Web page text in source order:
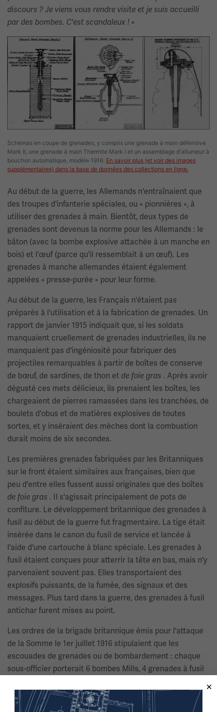
discours ? Je viens vous rendre visite et je suis accueilli
par des bombes. C'est scandaleux ! »
Image(s)
Schémas en coupe de grenades, y compris une grenade à main défensive
Mark II, une grenade à main Thermite Mark I et un assemblage d'allumeur à
bouchon automatique, modèle 1916. En savoir plus (et voir des images
supplémentaires) dans la base de données des collections en ligne.
Au début de la guerre, les Allemands n'entraînaient que
des troupes d'infanterie spéciales, ou « pionnières », à
utiliser des grenades à main. Bientôt, deux types de
grenades sont devenus la norme pour les Allemands : le
bâton (avec la bombe explosive attachée à un manche en
bois) et l'œuf (parce qu'il ressemblait à un œuf). Les
grenades à manche allemandes étaient également
appelées « presse-purée » pour leur forme.
Au début de la guerre, les Français n'étaient pas
préparés à l'utilisation et à la fabrication de grenades. Un
rapport de janvier 1915 indiquait que, si les soldats
manquaient cruellement de grenades industrielles, ils ne
manquaient pas d'ingéniosité pour fabriquer des
projectiles remarquables à partir de boîtes de conserve
de bœuf, de sardines, de thon et de foie gras . Après avoir
dégusté ces mets délicieux, ils prenaient les boîtes, les
chargeaient de pierres ramassées dans les tranchées, de
boulets d'obus et de matières explosives de toutes
sortes, et y inséraient des mèches dont la combustion
durait moins de six secondes.
Les premières grenades fabriquées par les Britanniques
sur le front étaient similaires aux françaises, bien que
peu d'entre elles fussent aussi originales que des boîtes
de foie gras . Il s'agissait principalement de pots de
confiture. Le développement britannique des grenades à
fusil au début de la guerre fut fragmentaire. La tige était
insérée dans le canon du fusil de service et lancée à
l'aide d'une cartouche à blanc spéciale. Les grenades à
fusil étaient conçues pour atterrir la tête en bas, mais n'y
parvenaient souvent pas. Elles transportaient des
explosifs puissants, de la fumée, des signaux et des
messages. Plus tard dans la guerre, des grenades à fusil
antichar furent mises au point.
Les ordres de la brigade britannique émis pour l'attaque
de la Somme le 1er juillet 1916 stipulaient que les
escouades de grenades ou de bombardement : chaque
sous-officier porterait 6 bombes Mills, 4 grenades à fusil
bombes et 4 fumigènes ; les 2 lanceurs emportaient 24
moulins et 4 fumigènes ; les 2 porteurs (lanceurs de